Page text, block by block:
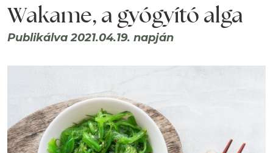
Wakame, a gyógyító alga
Publikálva 2021.04.19. napján